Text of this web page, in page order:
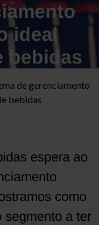
ideal
bebidas
de gerenciamento
bebidas
espera ao
como
segmento a ter